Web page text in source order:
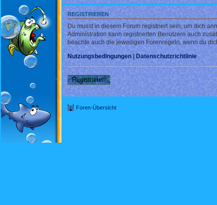
REGISTRIEREN
Du musst in diesem Forum registriert sein, um dich
Administration kann registrierten Benutzern auch
beachte auch die jeweiligen Forenregeln, wenn du
Nutzungsbedingungen|Datenschutzrichtlinie
Registrieren
Foren-Übersicht